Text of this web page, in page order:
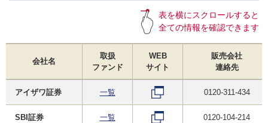
表を横にスクロールすると
全ての情報を確認できます
会社名
取扱
ファンド
WEB
サイト
販売会社
連絡先
アイザワ証券 一覧 0120-311-434
SBI証券 一覧 0120-104-214